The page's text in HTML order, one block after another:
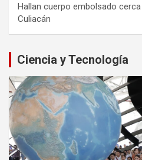
Hallan cuerpo embolsado
Culiacán
Ciencia y Tecnología